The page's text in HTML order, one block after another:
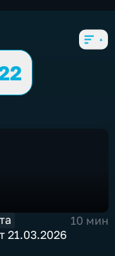
10 мин
21.03.2026